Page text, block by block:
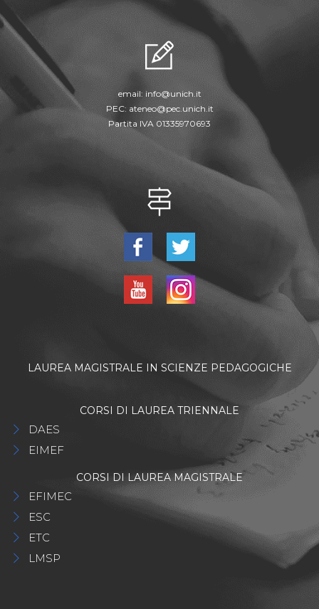
email: info@unich.it
PEC: ateneo@pec.unich.it
Partita IVA 01335970693
LAUREA MAGISTRALE IN SCIENZE PEDAGOGICHE
CORSI DI LAUREA TRIENNALE
DAES
EIMEF
CORSI DI LAUREA MAGISTRALE
EFIMEC
ESC
ETC
LMSP